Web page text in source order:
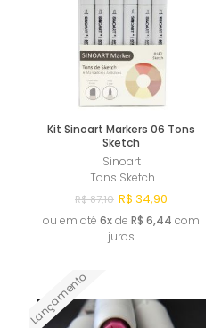
Kit Sinoart Markers 06 Tons
Sketch
Sinoart
Tons Sketch
R$ 87,10 R$ 34,90
ou em até 6xde R$ 6,44 com
juros
Lançamento